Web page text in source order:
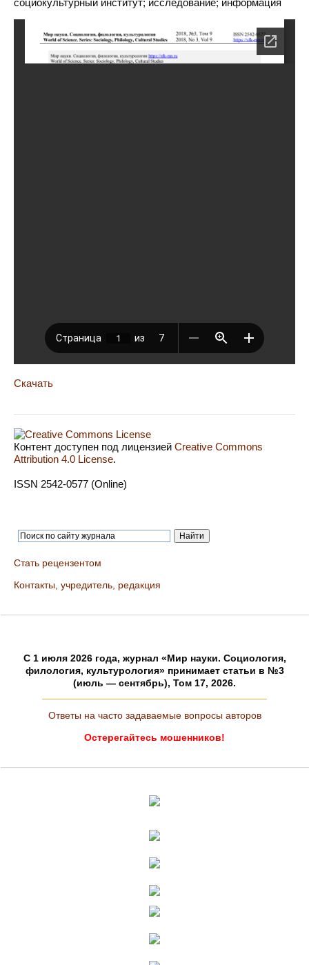
социокультурный институт; исследование; информация
Скачать
Контент доступен под лицензией Creative Commons
Attribution 4.0 License.
ISSN 2542-0577 (Online)
Стать рецензентом
Контакты, учредитель, редакция
C 1 июля 2026 года, журнал «Мир науки. Социология,
филология, культурология» принимает статьи в №3
(июль — сентябрь), Том 17, 2026.
Ответы на часто задаваемые вопросы авторов
Остерегайтесь мошенников!